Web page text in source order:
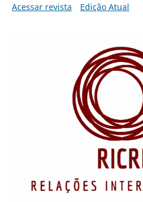
Acessar revista
Edição Atual